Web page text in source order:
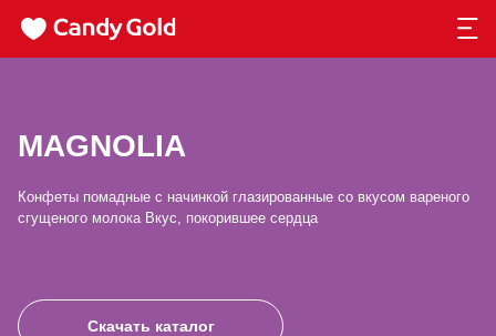
MAGNOLIA
Конфеты помадные с начинкой глазированные со вкусом вареного
сгущеного молока Вкуc, покорившее сердца
Скачать каталог